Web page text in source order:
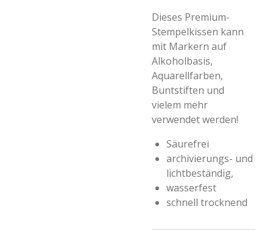
Dieses Premium-
Stempelkissen kann
mit Markern auf
Alkoholbasis,
Aquarellfarben,
Buntstiften und
vielem mehr
verwendet werden!
Säurefrei
archivierungs- und
lichtbeständig,
wasserfest
schnell trocknend